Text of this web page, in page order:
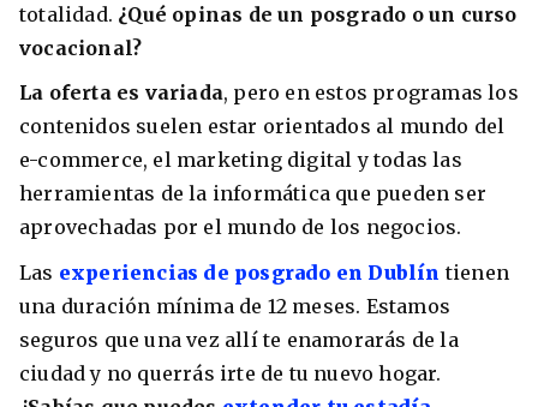
totalidad. ¿Qué opinas de un posgrado o un curso
vocacional?
La oferta es variada, pero en estos programas los
contenidos suelen estar orientados al mundo del
e-commerce, el marketing digital y todas las
herramientas de la informática que pueden ser
aprovechadas por el mundo de los negocios.
Las experiencias de posgrado en Dublín tienen
una duración mínima de 12 meses. Estamos
seguros que una vez allí te enamorarás de la
ciudad y no querrás irte de tu nuevo hogar.